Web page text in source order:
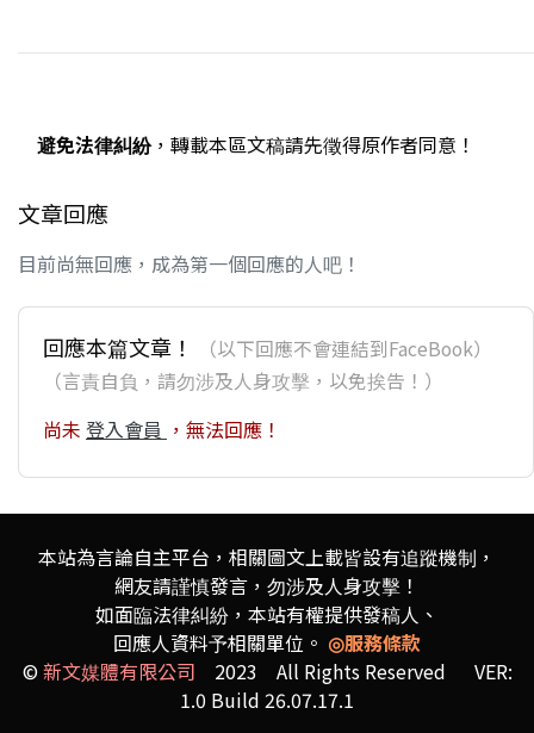
避免法律糾紛，轉載本區文稿請先徵得原作者同意！
文章回應
目前尚無回應，成為第一個回應的人吧！
回應本篇文章！
（以下回應不會連結到FaceBook）
（言責自負，請勿涉及人身攻擊，以免挨告！）
尚未 登入會員 ，無法回應！
本站為言論自主平台，相關圖文上載皆設有追蹤機制，
網友請謹慎發言，勿涉及人身攻擊！
如面臨法律糾紛，本站有權提供發稿人、
回應人資料予相關單位。 ◎服務條款
©新文媒體有限公司 2023 All Rights Reserved VER:
1.0 Build 26.07.17.1